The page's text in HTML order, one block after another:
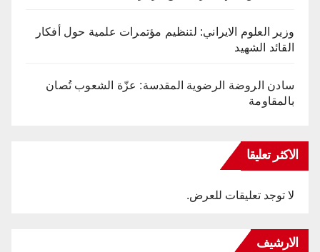
وزير العلوم الايراني: لتنظيم مؤتمرات علمية حول أفكار
القائد الشهيد
سادن الروضة الرضوية المقدسة: عزّة الشعوب تُصان
بالمقاومة
الاكثر تعليقا
لا توجد تعليقات للعرض.
الارشيف